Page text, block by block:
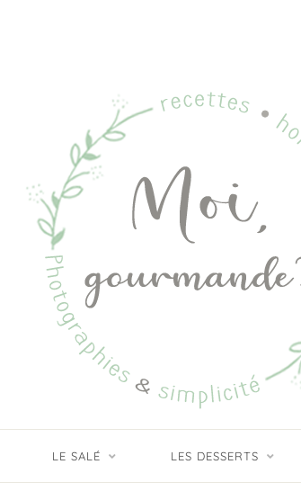
LE SALÉ LES DESSERTS